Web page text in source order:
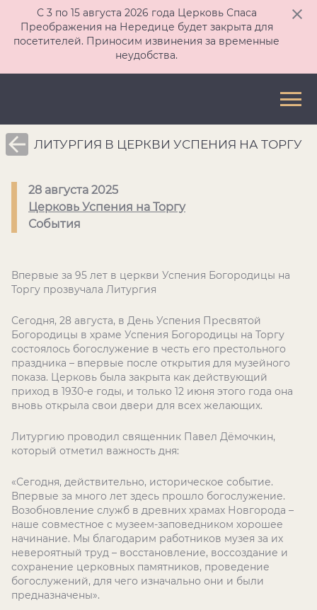
С 3 по 15 августа 2026 года Церковь Спаса
Преображения на Нередице будет закрыта для
посетителей. Приносим извинения за временные
неудобства.
ЛИТУРГИЯ В ЦЕРКВИ УСПЕНИЯ НА ТОРГУ
28 августа 2025
Церковь Успения на Торгу
События
Впервые за 95 лет в церкви Успения Богородицы на
Торгу прозвучала Литургия
Сегодня, 28 августа, в День Успения Пресвятой
Богородицы в храме Успения Богородицы на Торгу
состоялось богослужение в честь его престольного
праздника – впервые после открытия для музейного
показа. Церковь была закрыта как действующий
приход в 1930-е годы, и только 12 июня этого года она
вновь открыла свои двери для всех желающих.
Литургию проводил священник Павел Дёмочкин,
который отметил важность дня:
«Сегодня, действительно, историческое событие.
Впервые за много лет здесь прошло богослужение.
Возобновление служб в древних храмах Новгорода –
наше совместное с музеем-заповедником хорошее
начинание. Мы благодарим работников музея за их
невероятный труд – восстановление, воссоздание и
сохранение церковных памятников, проведение
богослужений, для чего изначально они и были
предназначены».